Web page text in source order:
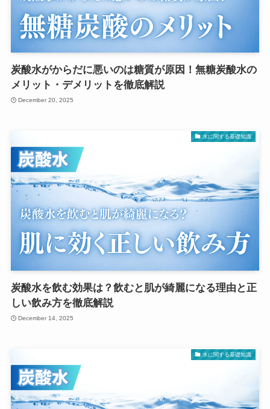
炭酸水がからだに悪いのは糖質が原因！無糖炭酸水の
メリット・デメリットを徹底解説
December 20, 2025
水に関する基礎知識
炭酸水を飲む効果は？飲むと肌が綺麗になる理由と正
しい飲み方を徹底解説
December 14, 2025
水に関する基礎知識